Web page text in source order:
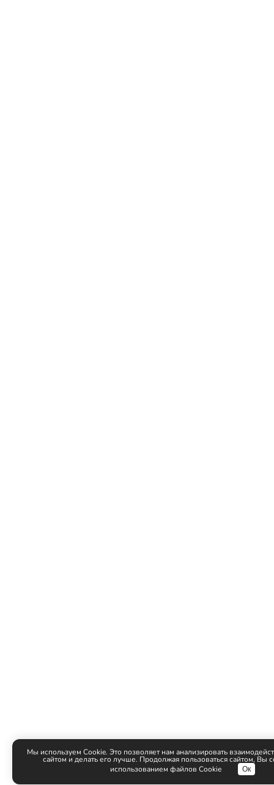
Мы используем Cookie. Это позволяет нам анализировать
сайтом и делать его лучше. Продолжая пользоваться сайтом, Вы
использованием файлов Cookie
Ок